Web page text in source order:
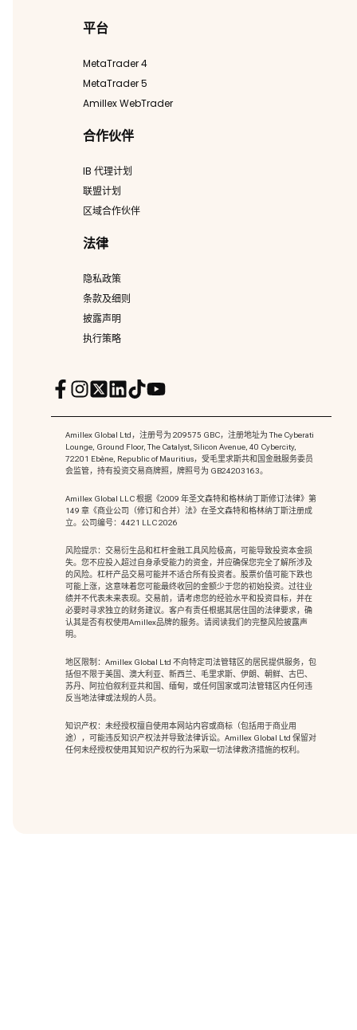
平台
MetaTrader 4
MetaTrader 5
Amillex WebTrader
合作伙伴
IB 代理计划
联盟计划
区域合作伙伴
法律
隐私政策
条款及细则
披露声明
执行策略
Amillex Global Ltd，注册号为 209575 GBC，注册地址为 The Cyberati
Lounge, Ground Floor, The Catalyst, Silicon Avenue, 40 Cybercity,
72201 Ebène, Republic of Mauritius，受毛里求斯共和国金融服务委员
会监管，持有投资交易商牌照，牌照号为 GB24203163。
Amillex Global LLC 根据《2009 年圣文森特和格林纳丁斯修订法律》第
149 章《商业公司（修订和合并）法》在圣文森特和格林纳丁斯注册成
立。公司编号：4421 LLC 2026
风险提示：交易衍生品和杠杆金融工具风险极高，可能导致投资本金损
失。您不应投入超过自身承受能力的资金，并应确保您完全了解所涉及
的风险。杠杆产品交易可能并不适合所有投资者。股票价值可能下跌也
可能上涨，这意味着您可能最终收回的金额少于您的初始投资。过往业
绩并不代表未来表现。交易前，请考虑您的经验水平和投资目标，并在
必要时寻求独立的财务建议。客户有责任根据其居住国的法律要求，确
认其是否有权使用Amillex品牌的服务。请阅读我们的完整风险披露声
明。
地区限制：Amillex Global Ltd 不向特定司法管辖区的居民提供服务，包
括但不限于美国、澳大利亚、新西兰、毛里求斯、伊朗、朝鲜、古巴、
苏丹、阿拉伯叙利亚共和国、缅甸，或任何国家或司法管辖区内任何违
反当地法律或法规的人员。
知识产权：未经授权擅自使用本网站内容或商标（包括用于商业用
途），可能违反知识产权法并导致法律诉讼。Amillex Global Ltd 保留对
任何未经授权使用其知识产权的行为采取一切法律救济措施的权利。